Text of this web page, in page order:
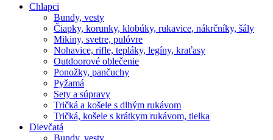
Chlapci
Bundy, vesty
Čiapky, korunky, klobúky, rukavice, nákrčníky, šály
Mikiny, svetre, pulóvre
Nohavice, rifle, tepláky, legíny, kraťasy
Outdoorové oblečenie
Ponožky, pančuchy
Pyžamá
Sety a súpravy
Tričká a košele s dlhým rukávom
Tričká, košele s krátkym rukávom, tielka
Dievčatá
Bundy, vesty